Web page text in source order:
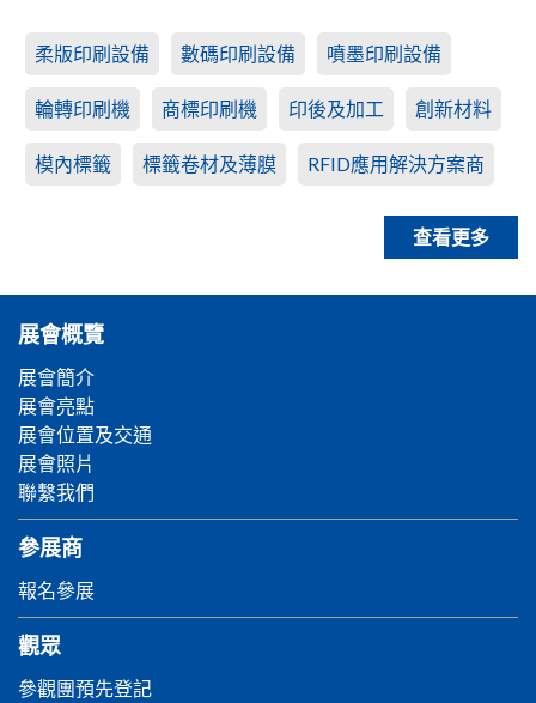
柔版印刷設備 數碼印刷設備 噴墨印刷設備
輪轉印刷機 商標印刷機 印後及加工 創新材料
模內標籤 標籤卷材及薄膜 RFID應用解決方案商
查看更多
展會概覽
展會簡介
展會亮點
展會位置及交通
展會照片
聯繫我們
參展商
報名參展
觀眾
參觀團預先登記